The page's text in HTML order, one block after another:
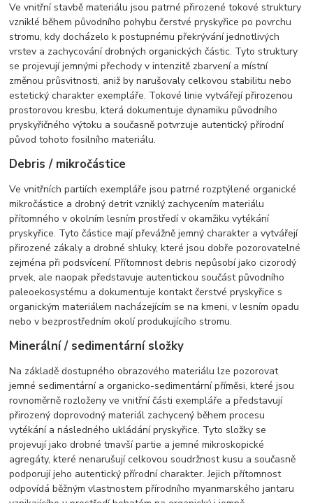
Ve vnitřní stavbě materiálu jsou patrné přirozené tokové struktury
vzniklé během původního pohybu čerstvé pryskyřice po povrchu
stromu, kdy docházelo k postupnému překrývání jednotlivých
vrstev a zachycování drobných organických částic. Tyto struktury
se projevují jemnými přechody v intenzitě zbarvení a místní
změnou průsvitnosti, aniž by narušovaly celkovou stabilitu nebo
estetický charakter exempláře. Tokové linie vytvářejí přirozenou
prostorovou kresbu, která dokumentuje dynamiku původního
pryskyřičného výtoku a současně potvrzuje autentický přírodní
původ tohoto fosilního materiálu.
Debris / mikročástice
Ve vnitřních partiích exempláře jsou patrné rozptýlené organické
mikročástice a drobný detrit vzniklý zachycením materiálu
přítomného v okolním lesním prostředí v okamžiku vytékání
pryskyřice. Tyto částice mají převážně jemný charakter a vytvářejí
přirozené zákaly a drobné shluky, které jsou dobře pozorovatelné
zejména při podsvícení. Přítomnost debris nepůsobí jako cizorodý
prvek, ale naopak představuje autentickou součást původního
paleoekosystému a dokumentuje kontakt čerstvé pryskyřice s
organickým materiálem nacházejícím se na kmeni, v lesním opadu
nebo v bezprostředním okolí produkujícího stromu.
Minerální / sedimentární složky
Na základě dostupného obrazového materiálu lze pozorovat
jemné sedimentární a organicko-sedimentární příměsi, které jsou
rovnoměrně rozloženy ve vnitřní části exempláře a představují
přirozený doprovodný materiál zachycený během procesu
vytékání a následného ukládání pryskyřice. Tyto složky se
projevují jako drobné tmavší partie a jemné mikroskopické
agregáty, které nenarušují celkovou soudržnost kusu a současně
podporují jeho autentický přírodní charakter. Jejich přítomnost
odpovídá běžným vlastnostem přírodního myanmarského jantaru